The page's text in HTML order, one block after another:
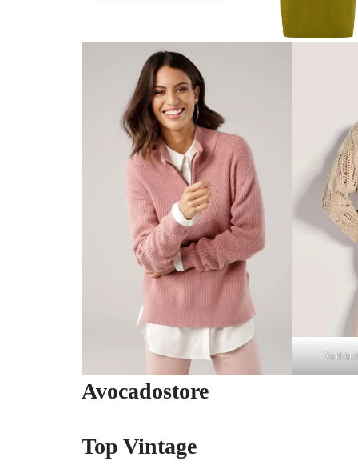
Avocadostore
Top Vintage